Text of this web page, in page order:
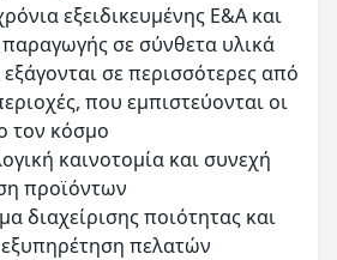
εξειδικευμένης Ε&Α και
σε σύνθετα υλικά
σε περισσότερες από
που εμπιστεύονται οι
τον κόσμο
καινοτομία και συνεχή
προϊόντων
διαχείρισης ποιότητας και
πελατών